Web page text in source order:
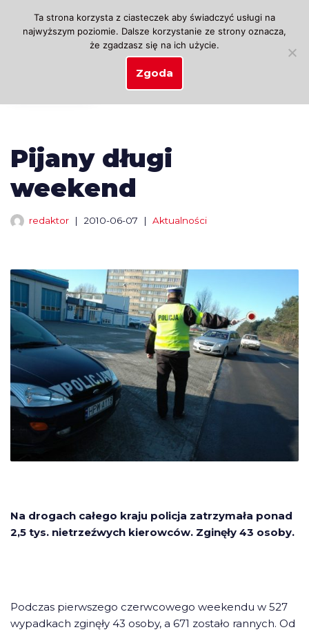
Przejdź
Pijany długi
weekend
redaktor 2010-06-07 Aktualności
Na drogach całego kraju policja zatrzymała ponad
2,5 tys. nietrzeźwych kierowców. Zginęły 43 osoby.
Podczas pierwszego czerwcowego weekendu w 527
wypadkach zginęły 43 osoby, a 671 zostało rannych. Od
Ta strona korzysta z ciasteczek aby świadczyć usługi na
najwyższym poziomie. Dalsze korzystanie ze strony oznacza,
że zgadzasz się na ich użycie.
Zgoda